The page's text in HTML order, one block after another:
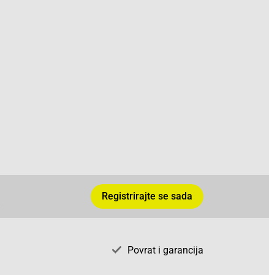
Registrirajte se sada
Povrat i garancija